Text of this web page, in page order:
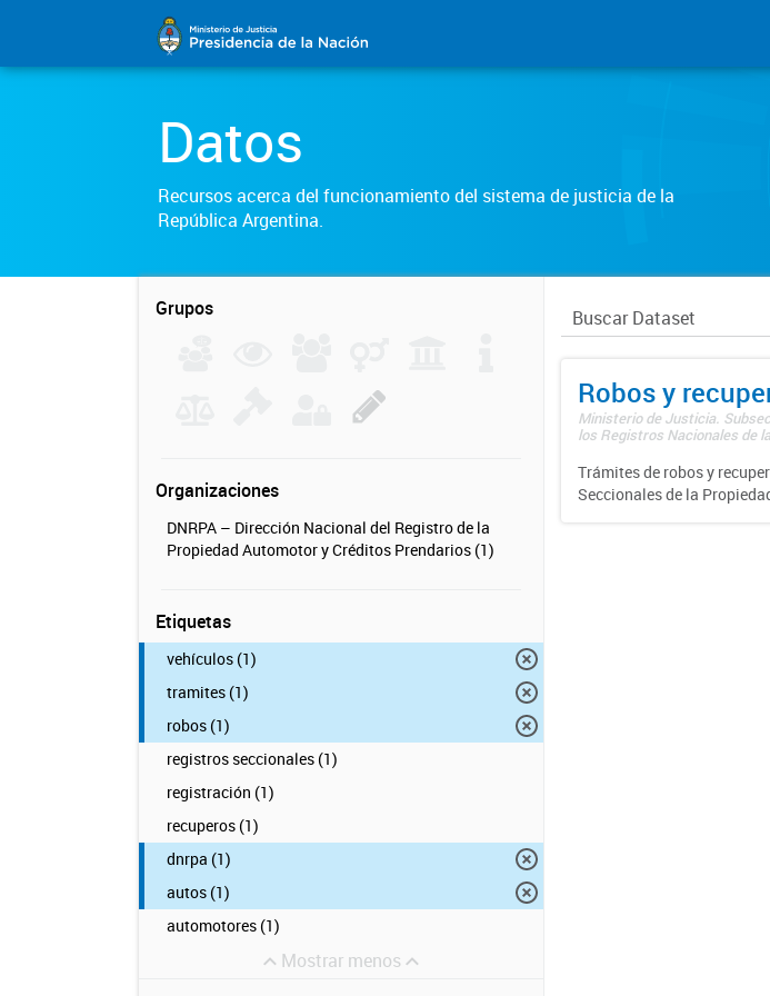
Datos
Recursos acerca del funcionamiento del sistema de justicia de la
República Argentina.
Grupos
Organizaciones
DNRPA – Dirección Nacional del Registro de la
Propiedad Automotor y Créditos Prendarios (1)
Etiquetas
vehículos (1)
tramites (1)
robos (1)
registros seccionales (1)
registración (1)
recuperos (1)
dnrpa (1)
autos (1)
automotores (1)
Mostrar menos
Robos y
Ministerio de Justicia.
los Registros Nacionales de
Trámites de robos y
Seccionales de la